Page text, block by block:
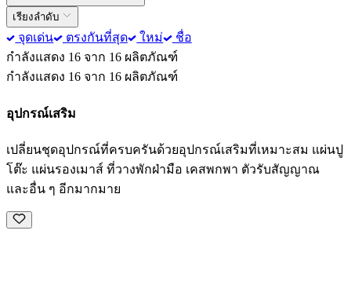
เรียงลำดับ
จุดเด่น ตรงกันที่สุด ใหม่
ชื่อ
กำลังแสดง 16 จาก 16 ผลิตภัณฑ์
กำลังแสดง 16 จาก 16 ผลิตภัณฑ์
อุปกรณ์เสริม
เปลี่ยนชุดอุปกรณ์ที่ครบครันด้วยอุปกรณ์เสริมที่เหมาะสม แผ่นปู
โต๊ะ แผ่นรองเมาส์ ที่วางพักฝ่ามือ เคสพกพา ตัวรับสัญญาณ
และอื่น ๆ อีกมากมาย